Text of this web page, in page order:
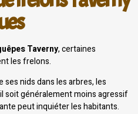
Taverny, certaines
les frelons.
nids dans les arbres, les
soit généralement moins agressif
peut inquiéter les habitants.